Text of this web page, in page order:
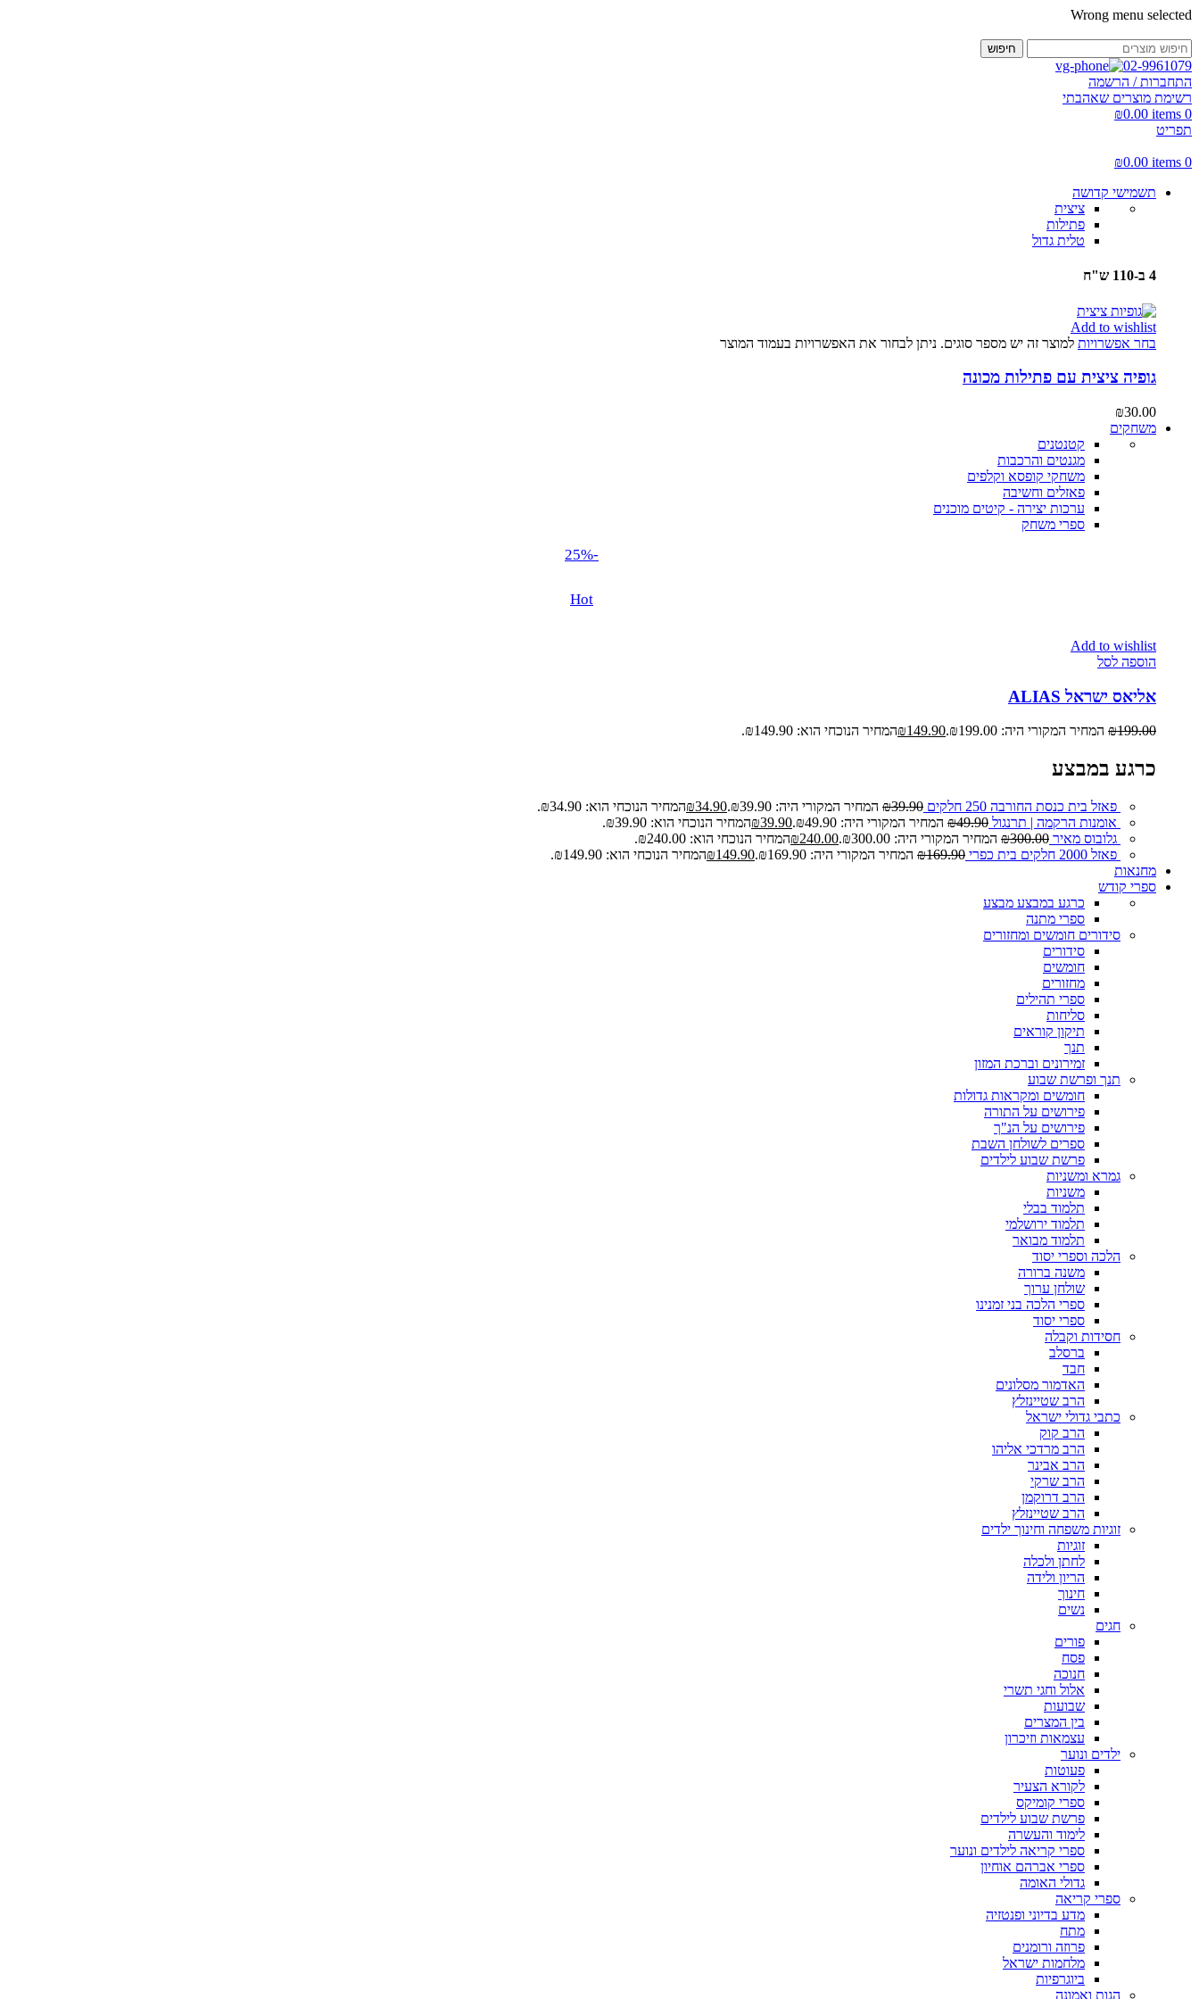
Wrong menu selected
חיפוש
02-9961079
התחברות / הרשמה
רשימת מוצרים שאהבתי
0
items
₪0.00
תפריט
0
items
₪0.00
תשמישי קדושה
ציצית
פתילות
טלית גדול
4 ב-110 ש"ח
Add to wishlist
בחר אפשרויות למוצר זה יש מספר סוגים. ניתן לבחור את האפשרויות בעמוד המוצר
גופיה ציצית עם פתילות מכונה
₪30.00
משחקים
קטנטנים
מגנטים והרכבות
משחקי קופסא וקלפים
פאזלים וחשיבה
ערכות יצירה - קיטים מוכנים
ספרי משחק
-25%
Hot
Add to wishlist
הוספה לסל
אליאס ישראל ALIAS
₪199.00 המחיר המקורי היה: ₪199.00. ₪149.90 המחיר הנוכחי הוא: ₪149.90.
כרגע במבצע
פאזל בית כנסת החורבה 250 חלקים ₪39.90 המחיר המקורי היה: ₪39.90. ₪34.90
המחיר הנוכחי הוא: ₪34.90.
אומנות הרקמה | תרנגול
₪49.90 המחיר המקורי היה: ₪49.90. ₪39.90
המחיר הנוכחי הוא: ₪39.90.
גלובוס מאיר
₪300.00 המחיר המקורי היה: ₪300.00. ₪240.00
המחיר הנוכחי הוא: ₪240.00.
פאזל 2000 חלקים בית כפרי
₪169.90 המחיר המקורי היה: ₪169.90. ₪149.90
המחיר הנוכחי הוא: ₪149.90.
מחנאות
ספרי קודש
כרגע במבצע מבצע
ספרי מתנה
סידורים חומשים ומחזורים
סידורים
חומשים
מחזורים
ספרי תהילים
סליחות
תיקון קוראים
תנך
זמירונים וברכת המזון
תנך ופרשת שבוע
חומשים ומקראות גדולות
פירושים על התורה
פירושים על הנ"ך
ספרים לשולחן השבת
פרשת שבוע לילדים
גמרא ומשניות
משניות
תלמוד בבלי
תלמוד ירושלמי
תלמוד מבואר
הלכה וספרי יסוד
משנה ברורה
שולחן ערוך
ספרי הלכה בני זמנינו
ספרי יסוד
חסידות וקבלה
ברסלב
חבד
האדמור מסלונים
הרב שטיינזלץ
כתבי גדולי ישראל
הרב קוק
הרב מרדכי אליהו
הרב אבינר
הרב שרקי
הרב דרוקמן
הרב שטיינזלץ
זוגיות משפחה וחינוך ילדים
זוגיות
לחתן ולכלה
הריון ולידה
חינוך
נשים
חגים
פורים
פסח
חנוכה
אלול וחגי תשרי
שבועות
בין המצרים
עצמאות וזיכרון
ילדים ונוער
פעוטות
לקורא הצעיר
ספרי קומיקס
פרשת שבוע לילדים
לימוד והעשרה
ספרי קריאה לילדים ונוער
ספרי אברהם אוחיון
גדולי האומה
ספרי קריאה
מדע בדיוני ופנטזיה
מתח
פרוזה ורומנים
מלחמות ישראל
ביוגרפיות
הגות ואמונה